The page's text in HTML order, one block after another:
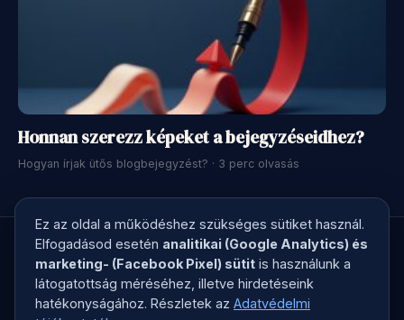
Honnan szerezz képeket a bejegyzéseidhez?
Hogyan írjak ütős blogbejegyzést? · 3 perc olvasás
© 2026 Kreatív Kontroll · Megírjuk a marketingszövegedet, ami
elad
Ez az oldal a működéshez szükséges sütiket használ.
Elfogadásod esetén analitikai (Google Analytics) és
marketing- (Facebook Pixel) sütit is használunk a
látogatottság méréséhez, illetve hirdetéseink
hatékonyságához. Részletek az Adatvédelmi